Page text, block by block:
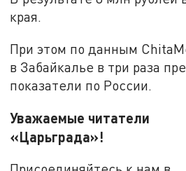
края.
При этом по данным
в Забайкалье в три раза
показатели по России.
Уважаемые читатели
«Царьграда»!